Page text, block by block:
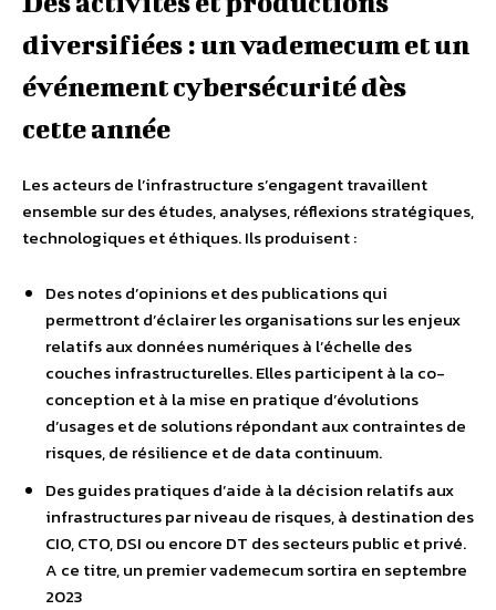
diversifiées : un vademecum et un
événement cybersécurité dès
cette année
Les acteurs de l’infrastructure s’engagent travaillent
ensemble sur des études, analyses, réflexions stratégiques,
technologiques et éthiques. Ils produisent :
Des notes d’opinions et des publications qui
permettront d’éclairer les organisations sur les enjeux
relatifs aux données numériques à l’échelle des
couches infrastructurelles. Elles participent à la co-
conception et à la mise en pratique d’évolutions
d’usages et de solutions répondant aux contraintes de
risques, de résilience et de data continuum.
Des guides pratiques d’aide à la décision relatifs aux
infrastructures par niveau de risques, à destination des
CIO, CTO, DSI ou encore DT des secteurs public et privé.
A ce titre, un premier vademecum sortira en septembre
2023